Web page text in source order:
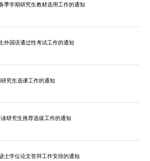
季学期研究生教材选用工作的通知
外国语通过性考试工作的通知
究生选课工作的通知
研究生推荐选拔工作的通知
士学位论文答辩工作安排的通知